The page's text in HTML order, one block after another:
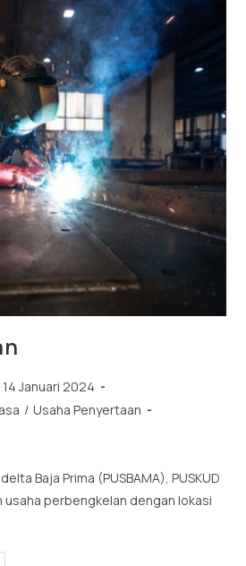
14 Januari 2024
/ Usaha Penyertaan
Baja Prima (PUSBAMA), PUSKUD
usaha perbengkelan dengan lokasi